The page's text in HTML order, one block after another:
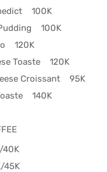
100K
100K
120K
Toaste 120K
Croissant 95K
140K